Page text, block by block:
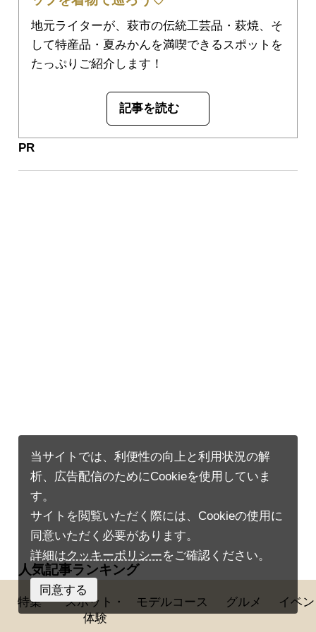
地元ライターが、萩市の伝統工芸品・萩焼、そ
して特産品・夏みかんを満喫できるスポットを
たっぷりご紹介します！
記事を読む
人気記事ランキング
PR
人気記事ランキング
特集
スポット・
体験
モデルコース グルメ イベ
当サイトでは、利便性の向上と利用状況の解
析、広告配信のためにCookieを使用していま
す。
サイトを閲覧いただく際には、Cookieの使用に
同意いただく必要があります。
詳細はクッキーポリシーをご確認ください。
同意する